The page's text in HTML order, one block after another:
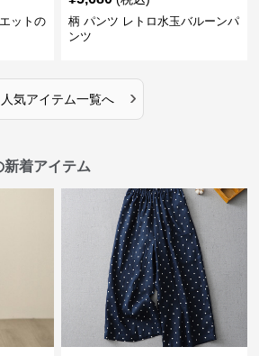
ットの
柄 パンツ レトロ水玉バルーンパ
ンツ
人気アイテム一覧へ ›
新着アイテム